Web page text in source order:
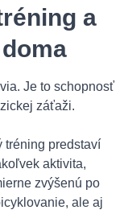
a
Je to schopnosť
záťaži.
tréning predstaví
aktivita,
zvýšenú po
ale aj